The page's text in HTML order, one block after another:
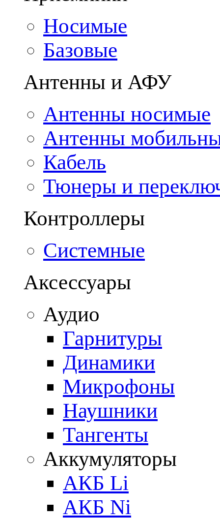
Носимые
Базовые
Антенны и АФУ
Антенны носимые
Антенны
Кабель
Тюнеры и
Контроллеры
Системные
Аксессуары
Аудио
Гарнитуры
Динамики
Микрофоны
Наушники
Тангенты
Аккумуляторы
АКБ Li
АКБ Ni